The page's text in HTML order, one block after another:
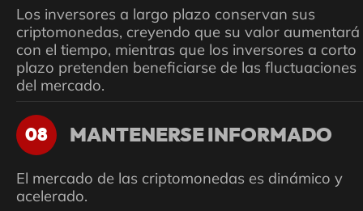
Los inversores a largo plazo conservan sus
criptomonedas, creyendo que su valor aumentará
con el tiempo, mientras que los inversores a corto
plazo pretenden beneficiarse de las fluctuaciones
del mercado.
08 MANTENERSE INFORMADO
El mercado de las criptomonedas es dinámico y
acelerado.